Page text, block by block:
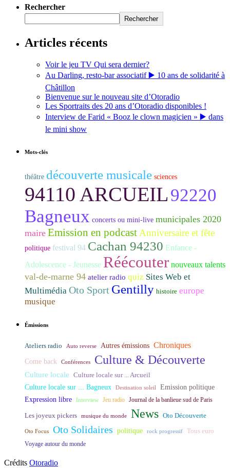
Rechercher
Rechercher
Articles récents
Voir le jeu TV Qui sera dernier?
Au Darling, resto-bar associatif ▶️ 10 ans de solidarité à
Châtillon
Bienvenue sur le nouveau site d’Otoradio
Les Sportraits des 20 ans d’Otoradio disponibles !
Interview de Farid « Booz le clown magicien » ▶️ dans
le mini show
Mots-clés
théâtre découverte musicale sciences
94110 ARCUEIL92220
Bagneux concerts ou mini-live municipales 2020
maire Emission en podcast Anniversaire et fête
politique festival 94 Cachan 94230 Enfance -
Adolescence - Jeunesse Réécouter nouveaux talents
val-de-marne 94 atelier radio quiz Sites Web et
Multimédia Oto Sport Gentilly histoire europe
musique
Émissions
Ateliers radio Auto reverse Autres émissions Chroniques
Come back Conférences Culture & Découverte
Culture locale Culture locale sur ... Arcueil
Culture locale sur ... Bagneux Destination soleil Emission politique
Expression libre Interview Jeu radio Journal de la banlieue sud de Paris
Les joyeux pickers musique du monde News Oto Découverte
Oto Focus Oto Solidaires politique rock progressif Tous euro
Voyage autour du monde
Crédits Otoradio